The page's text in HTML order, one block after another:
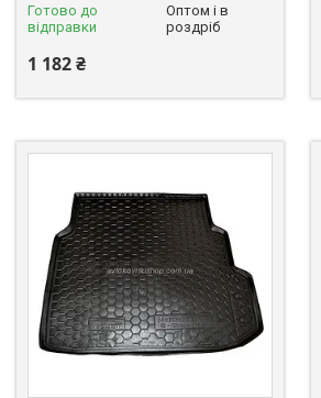
Готово до
відправки
Оптом і в
роздріб
1 182 ₴